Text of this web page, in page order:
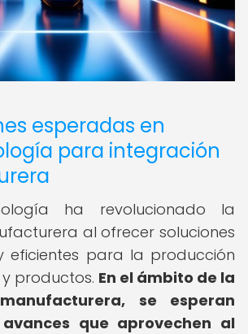
esperadas en
para integración
ha revolucionado la
al ofrecer soluciones
eficientes para la producción
productos. En el ámbito de la
se esperan
que aprovechen al